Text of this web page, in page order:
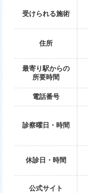
受けられる施術
住所
最寄り駅からの
所要時間
電話番号
診察曜日・時間
休診日・時間
公式サイト